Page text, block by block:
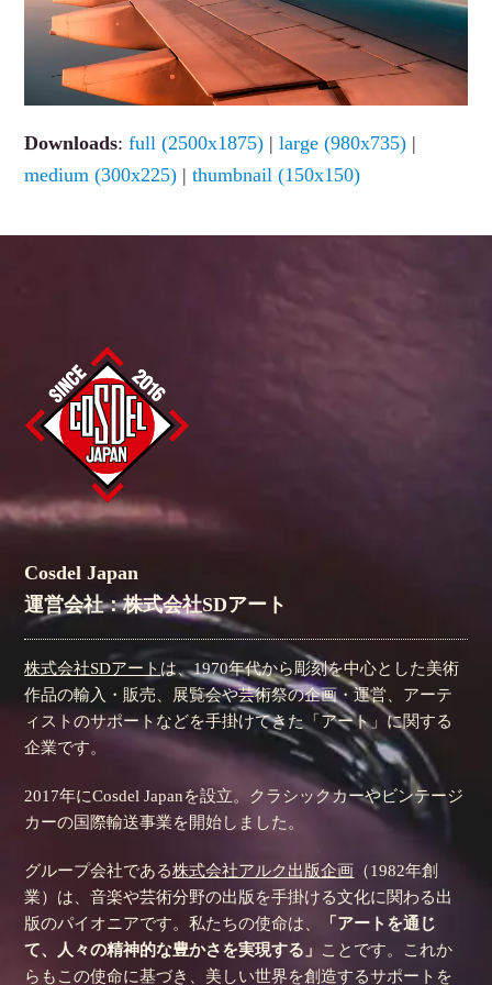
Downloads:full (2500x1875) |large (980x735) |
medium (300x225) |thumbnail (150x150)
Cosdel Japan
運営会社：株式会社SDアート
株式会社SDアート は、1970年代から彫刻を中心とした美術
作品の輸入・販売、展覧会や芸術祭の企画・運営、アーテ
ィストのサポートなどを手掛けてきた「アート」に関する
企業です。
2017年にCosdel Japanを設立。クラシックカーやビンテージ
カーの国際輸送事業を開始しました。
グループ会社である株式会社アルク出版企画 （1982年創
業）は、音楽や芸術分野の出版を手掛ける文化に関わる出
版のパイオニアです。私たちの使命は、
「アートを通じ
て、人々の精神的な豊かさを実現する」 ことです。これか
らもこの使命に基づき、美しい世界を創造するサポートを